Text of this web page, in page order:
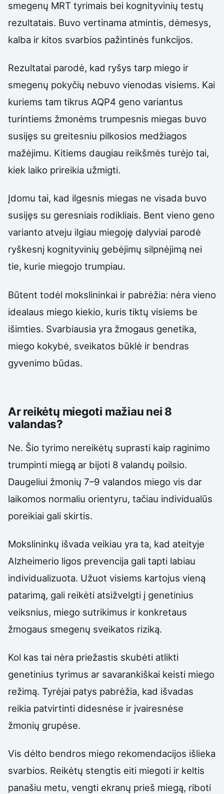
smegenų MRT tyrimais bei kognityvinių testų
rezultatais. Buvo vertinama atmintis, dėmesys,
kalba ir kitos svarbios pažintinės funkcijos.
Rezultatai parodė, kad ryšys tarp miego ir
smegenų pokyčių nebuvo vienodas visiems. Kai
kuriems tam tikrus AQP4 geno variantus
turintiems žmonėms trumpesnis miegas buvo
susijęs su greitesniu pilkosios medžiagos
mažėjimu. Kitiems daugiau reikšmės turėjo tai,
kiek laiko prireikia užmigti.
Įdomu tai, kad ilgesnis miegas ne visada buvo
susijęs su geresniais rodikliais. Bent vieno geno
varianto atveju ilgiau miegoję dalyviai parodė
ryškesnį kognityvinių gebėjimų silpnėjimą nei
tie, kurie miegojo trumpiau.
Būtent todėl mokslininkai ir pabrėžia: nėra vieno
idealaus miego kiekio, kuris tiktų visiems be
išimties. Svarbiausia yra žmogaus genetika,
miego kokybė, sveikatos būklė ir bendras
gyvenimo būdas.
Ar reikėtų miegoti mažiau nei 8
valandas?
Ne. Šio tyrimo nereikėtų suprasti kaip raginimo
trumpinti miegą ar bijoti 8 valandų poilsio.
Daugeliui žmonių 7–9 valandos miego vis dar
laikomos normaliu orientyru, tačiau individualūs
poreikiai gali skirtis.
Mokslininkų išvada veikiau yra ta, kad ateityje
Alzheimerio ligos prevencija gali tapti labiau
individualizuota. Užuot visiems kartojus vieną
patarimą, gali reikėti atsižvelgti į genetinius
veiksnius, miego sutrikimus ir konkretaus
žmogaus smegenų sveikatos riziką.
Kol kas tai nėra priežastis skubėti atlikti
genetinius tyrimus ar savarankiškai keisti miego
režimą. Tyrėjai patys pabrėžia, kad išvadas
reikia patvirtinti didesnėse ir įvairesnėse
žmonių grupėse.
Vis dėlto bendros miego rekomendacijos išlieka
svarbios. Reikėtų stengtis eiti miegoti ir keltis
panašiu metu, vengti ekranų prieš miegą, riboti